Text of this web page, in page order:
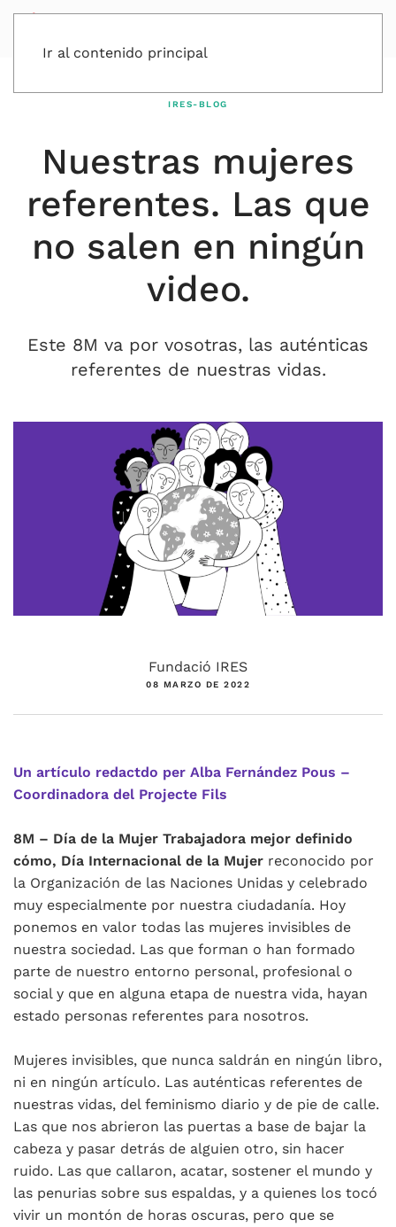
Ir al contenido principal
IRES-BLOG
Nuestras mujeres
referentes. Las que
no salen en ningún
video.
Este 8M va por vosotras, las auténticas
referentes de nuestras vidas.
Fundació IRES
08 MARZO DE 2022
Un artículo redactdo per Alba Fernández Pous –
Coordinadora del Projecte Fils
8M – Día de la Mujer Trabajadora mejor definido
cómo, Día Internacional de la Mujer reconocido por
la Organización de las Naciones Unidas y celebrado
muy especialmente por nuestra ciudadanía. Hoy
ponemos en valor todas las mujeres invisibles de
nuestra sociedad. Las que forman o han formado
parte de nuestro entorno personal, profesional o
social y que en alguna etapa de nuestra vida, hayan
estado personas referentes para nosotros.
Mujeres invisibles, que nunca saldrán en ningún libro,
ni en ningún artículo. Las auténticas referentes de
nuestras vidas, del feminismo diario y de pie de calle.
Las que nos abrieron las puertas a base de bajar la
cabeza y pasar detrás de alguien otro, sin hacer
ruido. Las que callaron, acatar, sostener el mundo y
las penurias sobre sus espaldas, y a quienes los tocó
vivir un montón de horas oscuras, pero que se